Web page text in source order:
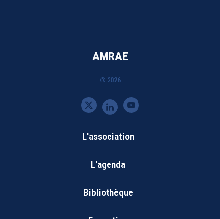
AMRAE
® 2026
Bottom
Footer
Menu
L'association
L'agenda
Bibliothèque